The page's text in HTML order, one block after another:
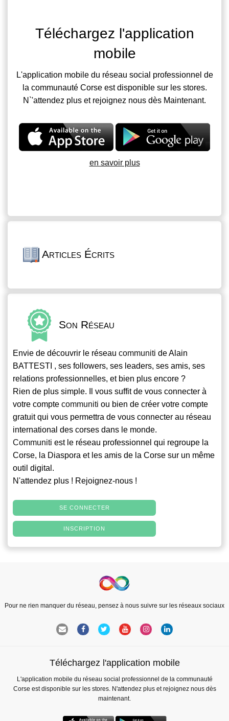
Téléchargez l'application
mobile
L'application mobile du réseau social professionnel de
la communauté Corse est disponible sur les stores.
N`'attendez plus et rejoignez nous dès Maintenant.
en savoir plus
Articles Écrits
Son Réseau
Envie de découvrir le réseau communiti de Alain
BATTESTI , ses followers, ses leaders, ses amis, ses
relations professionnelles, et bien plus encore ?
Rien de plus simple. Il vous suffit de vous connecter à
votre compte communiti ou bien de créer votre compte
gratuit qui vous permettra de vous connecter au réseau
international des corses dans le monde.
Communiti est le réseau professionnel qui regroupe la
Corse, la Diaspora et les amis de la Corse sur un même
outil digital.
N'attendez plus ! Rejoignez-nous !
SE CONNECTER
INSCRIPTION
Pour ne rien manquer du réseau, pensez à nous suivre sur les réseaux sociaux
Téléchargez l'application mobile
L'application mobile du réseau social professionnel de la communauté
Corse est disponible sur les stores. N'attendez plus et rejoignez nous dès
maintenant.